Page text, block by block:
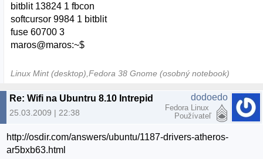
bitblit 13824 1 fbcon
softcursor 9984 1 bitblit
fuse 60700 3
maros@maros:~$
Linux Mint (desktop),Fedora 38 Gnome (osobný notebook)
Re: Wifi na Ubuntru 8.10 Intrepid
25.03.2009 | 22:38
dodoedo
Fedora Linux
Používateľ
http://osdir.com/answers/ubuntu/1187-drivers-atheros-
ar5bxb63.html